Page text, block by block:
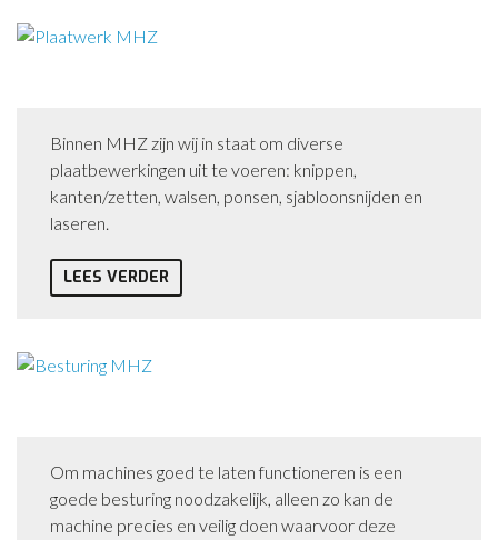
Binnen MHZ zijn wij in staat om diverse
plaatbewerkingen uit te voeren: knippen,
kanten/zetten, walsen, ponsen, sjabloonsnijden en
laseren.
LEES VERDER
Om machines goed te laten functioneren is een
goede besturing noodzakelijk, alleen zo kan de
machine precies en veilig doen waarvoor deze